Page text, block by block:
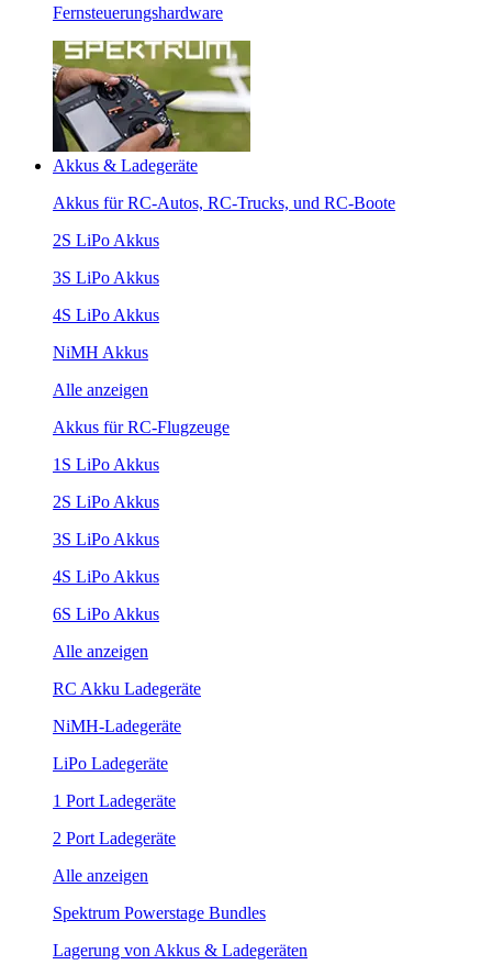
Fernsteuerungshardware
Akkus & Ladegeräte
Akkus für RC-Autos, RC-Trucks, und RC-Boote
2S LiPo Akkus
3S LiPo Akkus
4S LiPo Akkus
NiMH Akkus
Alle anzeigen
Akkus für RC-Flugzeuge
1S LiPo Akkus
2S LiPo Akkus
3S LiPo Akkus
4S LiPo Akkus
6S LiPo Akkus
Alle anzeigen
RC Akku Ladegeräte
NiMH-Ladegeräte
LiPo Ladegeräte
1 Port Ladegeräte
2 Port Ladegeräte
Alle anzeigen
Spektrum Powerstage Bundles
Lagerung von Akkus & Ladegeräten